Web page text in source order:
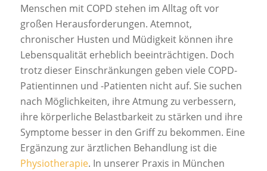
Menschen mit COPD stehen im Alltag oft vor
großen Herausforderungen. Atemnot,
chronischer Husten und Müdigkeit können ihre
Lebensqualität erheblich beeinträchtigen. Doch
trotz dieser Einschränkungen geben viele COPD-
Patientinnen und -Patienten nicht auf. Sie suchen
nach Möglichkeiten, ihre Atmung zu verbessern,
ihre körperliche Belastbarkeit zu stärken und ihre
Symptome besser in den Griff zu bekommen. Eine
Ergänzung zur ärztlichen Behandlung ist die
Physiotherapie. In unserer Praxis in München